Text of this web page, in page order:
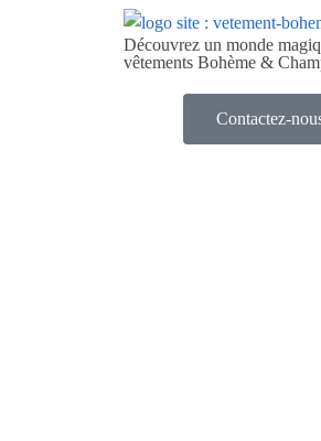
Découvrez un monde
vêtements Bohème &
Contactez-